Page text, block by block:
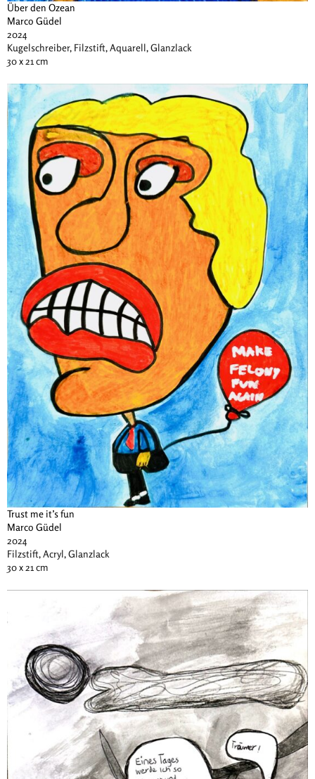
Über den Ozean
Marco Güdel
2024
Kugelschreiber, Filzstift, Aquarell, Glanzlack
30 x 21 cm
Trust me it’s fun
Marco Güdel
2024
Filzstift, Acryl, Glanzlack
30 x 21 cm